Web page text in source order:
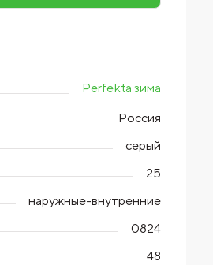
Perfekta зима
Россия
серый
25
наружные-внутренние
0824
48